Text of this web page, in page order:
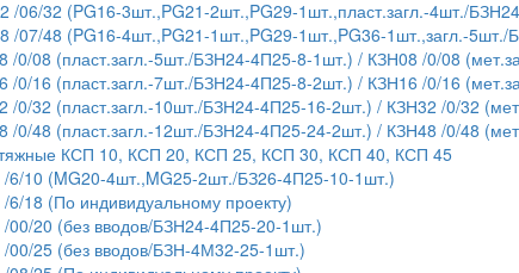
/06/32 (PG16-3шт.,PG21-2шт.,PG29-1шт.,пласт.загл.-4шт./
/07/48 (PG16-4шт.,PG21-1шт.,PG29-1шт.,PG36-1шт.,загл.-
/0/08 (пласт.загл.-5шт./БЗН24-4П25-8-1шт.) / КЗН08 /0/08
/0/16 (пласт.загл.-7шт./БЗН24-4П25-8-2шт.) / КЗН16 /0/16
/0/32 (пласт.загл.-10шт./БЗН24-4П25-16-2шт.) / КЗН32 /0/32
/0/48 (пласт.загл.-12шт./БЗН24-4П25-24-2шт.) / КЗН48 /0/48
КСП 10, КСП 20, КСП 25, КСП 30, КСП 40, КСП 45
6/10 (MG20-4шт.,MG25-2шт./БЗ26-4П25-10-1шт.)
6/18 (По индивидуальному проекту)
00/20 (без вводов/БЗН24-4П25-20-1шт.)
00/25 (без вводов/БЗН-4М32-25-1шт.)